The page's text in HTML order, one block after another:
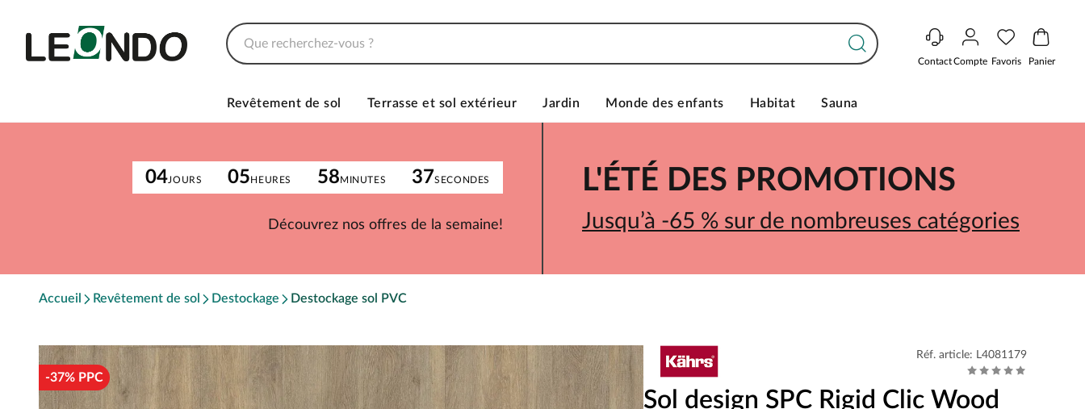
ContactCompte Favoris Panier
Revêtement de sol Terrasse et sol extérieur Jardin Monde des enfants Habitat Sauna
04JOURS 05HEURES 58MINUTES 37SECONDES
Découvrez nos offres de la semaine!
L'ÉTÉ DES PROMOTIONS
Jusqu’à -65 % sur de nombreuses catégories
Accueil Revêtement de sol Destockage Destockage sol PVC
-37% PPC
Réf. article: L4081179
Sol design SPC Rigid Clic Wood